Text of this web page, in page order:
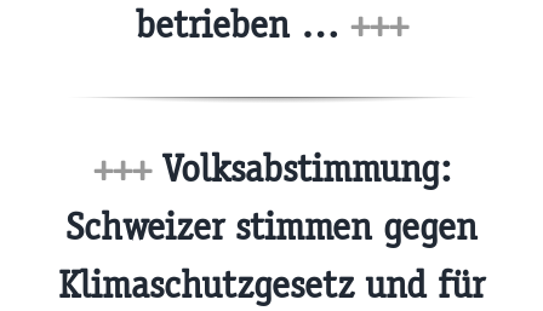
betrieben … +++
+++Volksabstimmung:
Schweizer stimmen gegen
Klimaschutzgesetz und für